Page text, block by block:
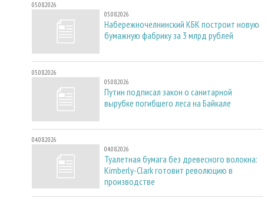
05.08.2026
05.08.2026
Набережночелнинский КБК построит новую
бумажную фабрику за 3 млрд рублей
05.08.2026
05.08.2026
Путин подписал закон о санитарной
вырубке погибшего леса на Байкале
04.08.2026
04.08.2026
Туалетная бумага без древесного волокна:
Kimberly-Clark готовит революцию в
производстве